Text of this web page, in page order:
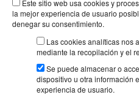
Este sitio web usa cookies y
la mejor experiencia de usuario
denegar su consentimiento.
Las cookies analíticas nos
mediante la recopilación y el
Se puede almacenar o
dispositivo u otra información
experiencia de usuario.